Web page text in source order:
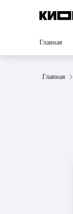
Главная
Главная